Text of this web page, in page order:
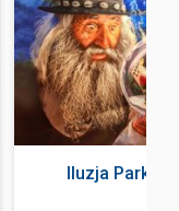
Iluzja Park